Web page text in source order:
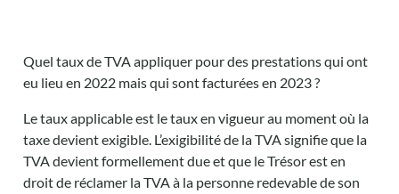
Quel taux de TVA appliquer pour des prestations qui ont
eu lieu en 2022 mais qui sont facturées en 2023 ?
Le tauxapplicableest le tauxen vigueurau momentoù la
taxedevientexigible. L’exigibilité de la TVA signifie que la
TVA devient formellement due et que le Trésor est en
droit de réclamer la TVA à la personne redevable de son